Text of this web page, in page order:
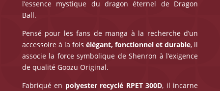
l’essence mystique du dragon éternel de Dragon
Ball.
Pensé pour les fans de manga à la recherche d’un
accessoire à la fois élégant, fonctionnel et durable, il
associe la force symbolique de Shenron à l’exigence
de qualité Goozu Original.
Fabriqué en polyester recyclé RPET 300D, il incarne